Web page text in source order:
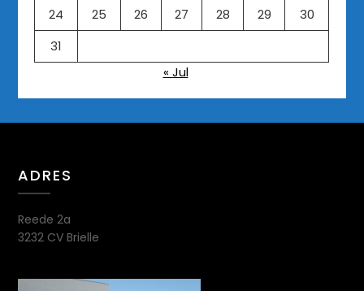
24
25 26 27 28 29
30
31
« Jul
ADRES
Reede 2a
3232 CV Brielle